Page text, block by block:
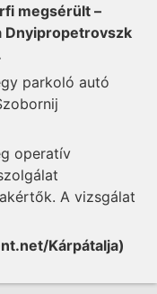
megsérült –
Dnyipropetrovszk
parkoló autó
operatív
A vizsgálat
Kárpátalja)